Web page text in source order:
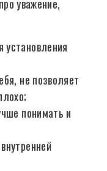
уважение,
не позволяет
понимать и